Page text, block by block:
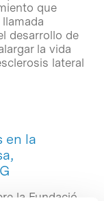
que
desarrollo de
la vida
lateral
en la
la Fundació